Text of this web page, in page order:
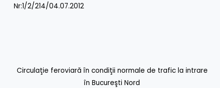
Nr:1/2/214/04.07.2012
Circulaţie feroviară în condiţii normale de trafic la intrare
în Bucureşti Nord